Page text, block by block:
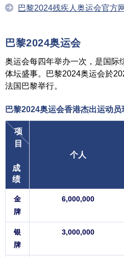
巴黎2024残疾人奥运会官方
巴黎2024奥运会
奥运会每四年举办一次，是国际
体坛盛事。巴黎2024奥运会於
法国巴黎举行。
巴黎2024奥运会香港杰出运动员
项
目
成
绩
个人
金
牌
6,000,000
银
牌
3,000,000